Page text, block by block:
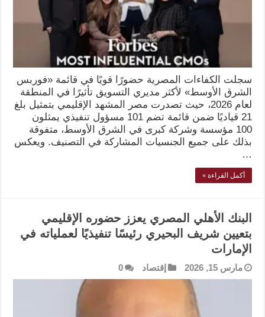
سجلت الكفاءات المصرية حضورًا قويًا في قائمة «فوربس
الشرق الأوسط» لأكثر مديري التسويق تأثيرًا في المنطقة
لعام 2026، حيث تصدرت مصر المشهد الإقليمي بتمثيل بلغ
21 قياديًا ضمن قائمة تضم 101 مسؤول تنفيذي يمثلون
100 مؤسسة وشركة كبرى في الشرق الأوسط، متفوقة
بذلك على جميع الجنسيات المشاركة في التصنيف. ويعكس
…
أكمل القراءة »
البنك الأهلي المصري يعزز حضوره الإقليمي
بتعيين شريف البحيري رئيسًا تنفيذيًا لعملياته في
الإمارات
مارس 15, 2026 إقتصاد 0